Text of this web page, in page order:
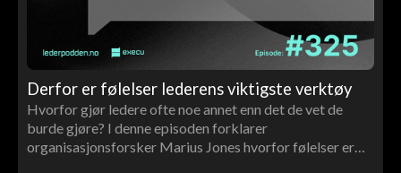
Derfor er følelser lederens viktigste verktøy
Hvorfor gjør ledere ofte noe annet enn det de vet de
burde gjøre? I denne episoden forklarer
organisasjonsforsker Marius Jones hvorfor følelser er